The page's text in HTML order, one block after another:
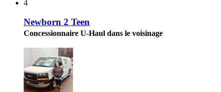
4
Newborn 2 Teen
Concessionnaire U-Haul dans le voisinage